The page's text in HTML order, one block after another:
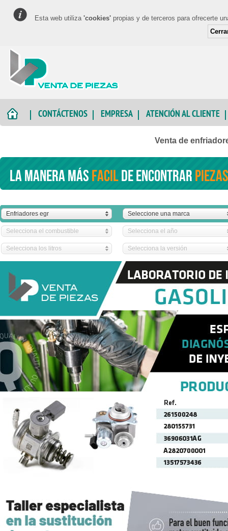
Esta web utiliza 'cookies' propias y de terceros para ofrecerte
CONTÁCTENOS EMPRESA ATENCIÓN AL CLIENTE
Venta de
La manera másfacilde encontrar
Enfriadores egr Seleccione una marca
Selecciona el combustible Selecciona el año
Selecciona los litros Selecciona la versión